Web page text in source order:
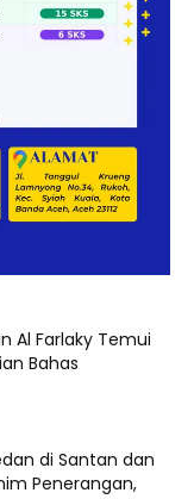
Al Farlaky Temui
Bahas
di Santan dan
Penerangan,